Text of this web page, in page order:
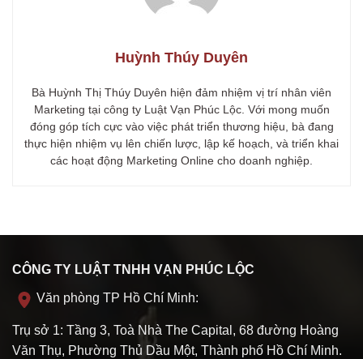
Huỳnh Thúy Duyên
Bà Huỳnh Thị Thúy Duyên hiện đảm nhiệm vị trí nhân viên
Marketing tại công ty Luật Vạn Phúc Lộc. Với mong muốn
đóng góp tích cực vào việc phát triển thương hiệu, bà đang
thực hiện nhiệm vụ lên chiến lược, lập kế hoạch, và triển khai
các hoạt động Marketing Online cho doanh nghiệp.
CÔNG TY LUẬT TNHH VẠN PHÚC LỘC
Văn phòng TP Hồ Chí Minh:
Trụ sở 1: Tầng 3, Toà Nhà The Capital, 68 đường Hoàng
Văn Thụ, Phường Thủ Dầu Một, Thành phố Hồ Chí Minh.